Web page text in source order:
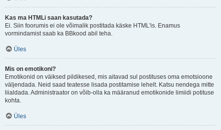
Kas ma HTMLi saan kasutada?
Ei. Siin foorumis ei ole võimalik postitada käske HTML'is. Enamus
vormindamist saab ka BBkood abil teha.
Üles
Mis on emotikoni?
Emotikonid on väiksed pildikesed, mis aitavad sul postituses oma emotsioone
väljendada. Neid saad teatesse lisada postitamise lehelt. Katsu nendega mitte
liialdada. Administraator on võib-olla ka määranud emotikonide limiidi potituse
kohta.
Üles